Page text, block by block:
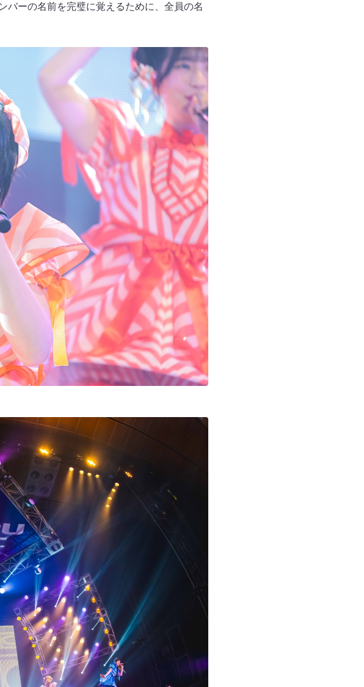
バーの名前を完璧に覚えるために、全員の名